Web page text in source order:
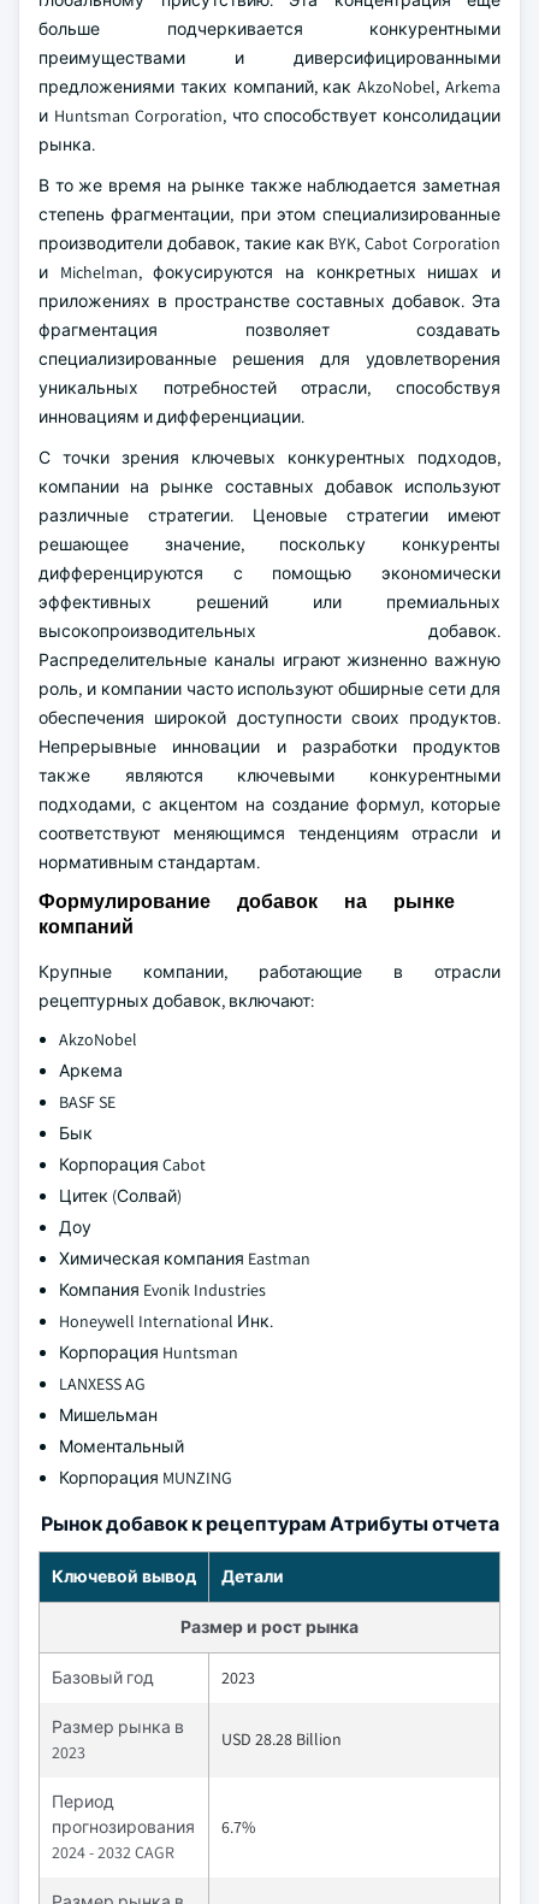
больше подчеркивается конкурентными
преимуществами и диверсифицированными
предложениями таких компаний, как AkzoNobel, Arkema
и Huntsman Corporation, что способствует консолидации
рынка.
В то же время на рынке также наблюдается заметная
степень фрагментации, при этом специализированные
производители добавок, такие как BYK, Cabot Corporation
и Michelman, фокусируются на конкретных нишах и
приложениях в пространстве составных добавок. Эта
фрагментация позволяет создавать
специализированные решения для удовлетворения
уникальных потребностей отрасли, способствуя
инновациям и дифференциации.
С точки зрения ключевых конкурентных подходов,
компании на рынке составных добавок используют
различные стратегии. Ценовые стратегии имеют
решающее значение, поскольку конкуренты
дифференцируются с помощью экономически
эффективных решений или премиальных
высокопроизводительных добавок.
Распределительные каналы играют жизненно важную
роль, и компании часто используют обширные сети для
обеспечения широкой доступности своих продуктов.
Непрерывные инновации и разработки продуктов
также являются ключевыми конкурентными
подходами, с акцентом на создание формул, которые
соответствуют меняющимся тенденциям отрасли и
нормативным стандартам.
Формулирование добавок на рынке
компаний
Крупные компании, работающие в отрасли
рецептурных добавок, включают:
AkzoNobel
Аркема
BASF SE
Бык
Корпорация Cabot
Цитек (Солвай)
Доу
Химическая компания Eastman
Компания Evonik Industries
Honeywell International Инк.
Корпорация Huntsman
LANXESS AG
Мишельман
Моментальный
Корпорация MUNZING
Рынок добавок к рецептурам Атрибуты отчета
Ключевой вывод Детали
Размер и рост рынка
Базовый год 2023
Размер рынка в
2023
USD 28.28 Billion
Период
прогнозирования
2024 - 2032 CAGR
6.7%